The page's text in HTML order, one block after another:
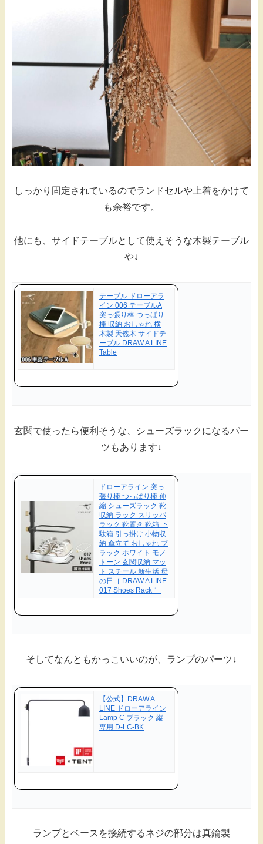
しっかり固定されているのでランドセルや上着をかけて
も余裕です。
他にも、サイドテーブルとして使えそうな木製テーブル
や↓
テーブル ドローアラ
イン 006 テーブルA
突っ張り棒 つっぱり
棒 収納 おしゃれ 横
木製 天然木 サイドテ
ーブル DRAW A LINE
Table
玄関で使ったら便利そうな、シューズラックになるパー
ツもあります↓
ドローアライン 突っ
張り棒 つっぱり棒 伸
縮 シューズラック 靴
収納 ラック スリッパ
ラック 靴置き 靴箱 下
駄箱 引っ掛け 小物収
納 傘立て おしゃれ ブ
ラック ホワイト モノ
トーン 玄関収納 マッ
ト スチール 新生活 母
の日［ DRAW A LINE
017 Shoes Rack ］
そしてなんともかっこいいのが、ランプのパーツ↓
【公式】DRAW A
LINE ドローアライン
Lamp C ブラック 縦
専用 D-LC-BK
ランプとベースを接続するネジの部分は真鍮製